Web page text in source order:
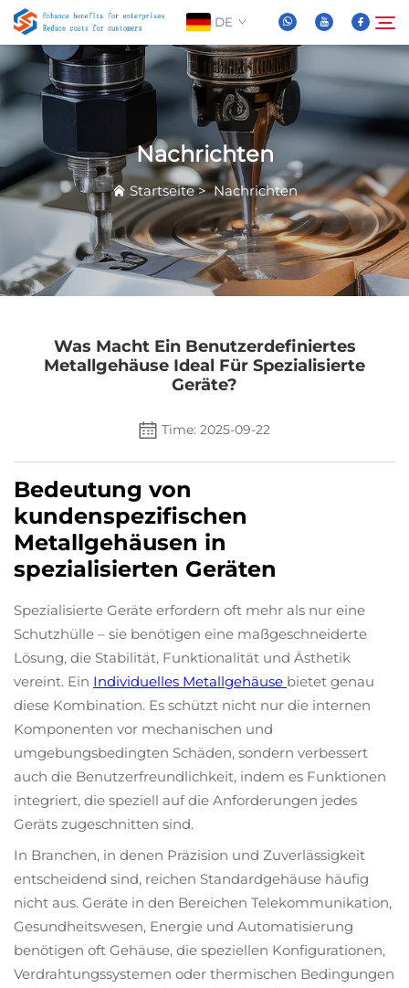
DE
Über Uns
Produkte
Nachrichten
FAQ
Kontaktieren Sie Uns
Suche
Nachrichten
Startseite>Nachrichten
Was Macht Ein Benutzerdefiniertes
Metallgehäuse Ideal Für Spezialisierte
Geräte?
Time: 2025-09-22
Bedeutung von
kundenspezifischen
Metallgehäusen in
spezialisierten Geräten
Spezialisierte Geräte erfordern oft mehr als nur eine
Schutzhülle – sie benötigen eine maßgeschneiderte
Lösung, die Stabilität, Funktionalität und Ästhetik
vereint. Ein Individuelles Metallgehäuse bietet genau
diese Kombination. Es schützt nicht nur die internen
Komponenten vor mechanischen und
umgebungsbedingten Schäden, sondern verbessert
auch die Benutzerfreundlichkeit, indem es Funktionen
integriert, die speziell auf die Anforderungen jedes
Geräts zugeschnitten sind.
In Branchen, in denen Präzision und Zuverlässigkeit
entscheidend sind, reichen Standardgehäuse häufig
nicht aus. Geräte in den Bereichen Telekommunikation,
Gesundheitswesen, Energie und Automatisierung
benötigen oft Gehäuse, die speziellen Konfigurationen,
Verdrahtungssystemen oder thermischen Bedingungen